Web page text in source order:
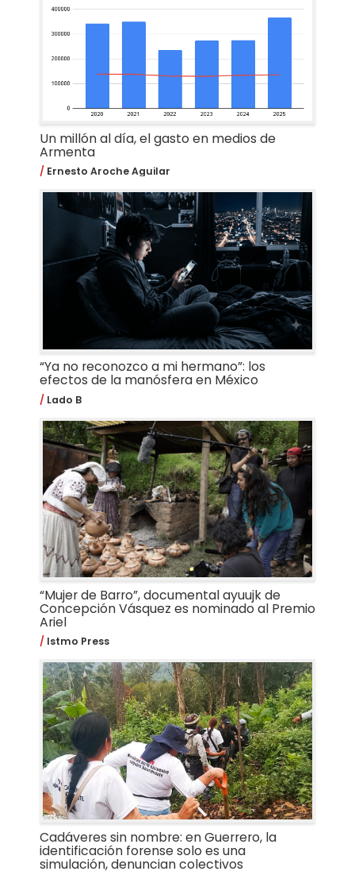
Un millón al día, el gasto en medios de
Armenta
Ernesto Aroche Aguilar
“Ya no reconozco a mi hermano”: los
efectos de la manósfera en México
Lado B
“Mujer de Barro”, documental ayuujk de
Concepción Vásquez es nominado al Premio
Ariel
Istmo Press
Cadáveres sin nombre: en Guerrero, la
identificación forense solo es una
simulación, denuncian colectivos